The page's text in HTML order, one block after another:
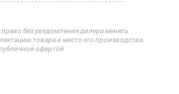
без уведомления дилера менять
товара и место его производства.
офертой